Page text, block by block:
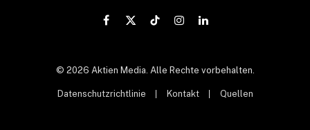
Facebook
X
TikTokInstagramLinkedIn
© 2026 Aktien Media. Alle Rechte vorbehalten.
Datenschutzrichtlinie Kontakt Quellen